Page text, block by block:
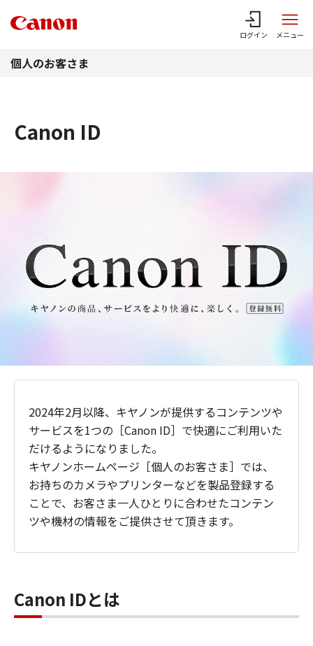
ログイン メニュー
個人のお客さま
Canon ID
2024年2月以降、キヤノンが提供するコンテンツや
サービスを1つの［Canon ID］で快適にご利用いた
だけるようになりました。
キヤノンホームページ［個人のお客さま］では、
お持ちのカメラやプリンターなどを製品登録する
ことで、お客さま一人ひとりに合わせたコンテン
ツや機材の情報をご提供させて頂きます。
Canon IDとは